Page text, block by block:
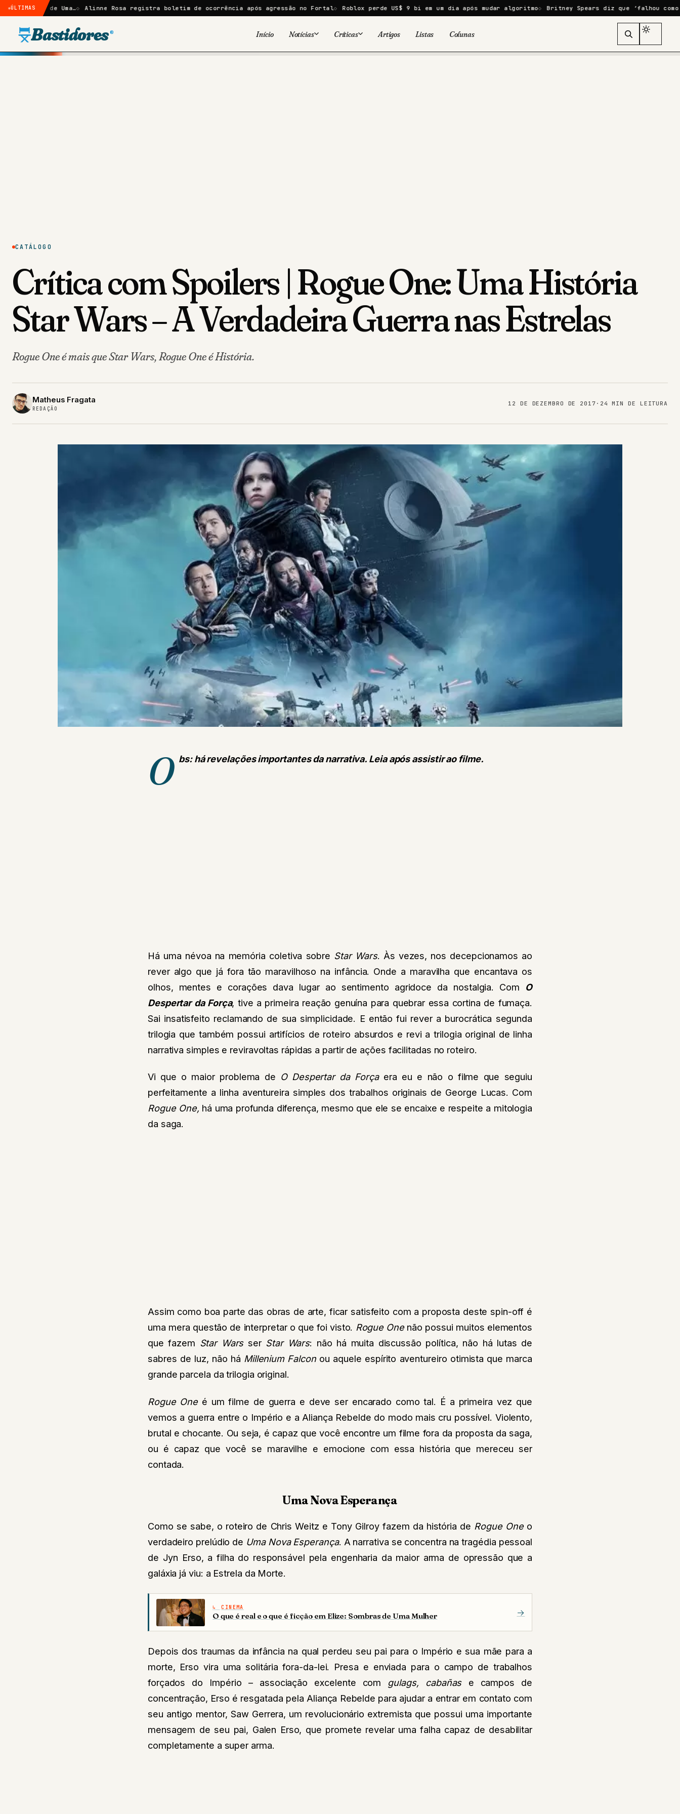
ÚLTIMAS
de Uma… Alinne Rosa registra boletim de ocorrência após agressão no Fortal Roblox perde US$ 9 bi em um dia após mudar algoritmo Britney Spears diz que ‘falhou como mãe’
Bastidores ® Início Notícias Críticas Artigos Listas Colunas
CATÁLOGO
Crítica com Spoilers | Rogue One: Uma História
Star Wars – A Verdadeira Guerra nas Estrelas
Rogue One é mais que Star Wars, Rogue One é História.
Matheus Fragata
REDAÇÃO
12 DE DEZEMBRO DE 2017 · 24 MIN DE LEITURA
O bs: há revelações importantes da narrativa. Leia após assistir ao filme.
Há uma névoa na memória coletiva sobre Star Wars. Às vezes, nos decepcionamos ao
rever algo que já fora tão maravilhoso na infância. Onde a maravilha que encantava os
olhos, mentes e corações dava lugar ao sentimento agridoce da nostalgia. Com O
Despertar da Força, tive a primeira reação genuína para quebrar essa cortina de fumaça.
Sai insatisfeito reclamando de sua simplicidade. E então fui rever a burocrática segunda
trilogia que também possui artifícios de roteiro absurdos e revi a trilogia original de linha
narrativa simples e reviravoltas rápidas a partir de ações facilitadas no roteiro.
Vi que o maior problema de O Despertar da Força era eu e não o filme que seguiu
perfeitamente a linha aventureira simples dos trabalhos originais de George Lucas. Com
Rogue One, há uma profunda diferença, mesmo que ele se encaixe e respeite a mitologia
da saga.
Assim como boa parte das obras de arte, ficar satisfeito com a proposta deste spin-off é
uma mera questão de interpretar o que foi visto. Rogue Onenão possui muitos elementos
que fazem Star Wars ser Star Wars: não há muita discussão política, não há lutas de
sabres de luz, não há Millenium Falconou aquele espírito aventureiro otimista que marca
grande parcela da trilogia original.
Rogue One é um filme de guerra e deve ser encarado como tal. É a primeira vez que
vemos a guerra entre o Império e a Aliança Rebelde do modo mais cru possível. Violento,
brutal e chocante. Ou seja, é capaz que você encontre um filme fora da proposta da saga,
ou é capaz que você se maravilhe e emocione com essa história que mereceu ser
contada.
Uma Nova Esperança
Como se sabe, o roteiro de Chris Weitz e Tony Gilroy fazem da história de Rogue One o
verdadeiro prelúdio de Uma Nova Esperança. A narrativa se concentra na tragédia pessoal
de Jyn Erso, a filha do responsável pela engenharia da maior arma de opressão que a
galáxia já viu: a Estrela da Morte.
CINEMA
O que é real e o que é ficção em Elize: Sombras de Uma Mulher →
Depois dos traumas da infância na qual perdeu seu pai para o Império e sua mãe para a
morte, Erso vira uma solitária fora-da-lei. Presa e enviada para o campo de trabalhos
forçados do Império – associação excelente com gulags, cabañas e campos de
concentração, Erso é resgatada pela Aliança Rebelde para ajudar a entrar em contato com
seu antigo mentor, Saw Gerrera, um revolucionário extremista que possui uma importante
mensagem de seu pai, Galen Erso, que promete revelar uma falha capaz de desabilitar
completamente a super arma.